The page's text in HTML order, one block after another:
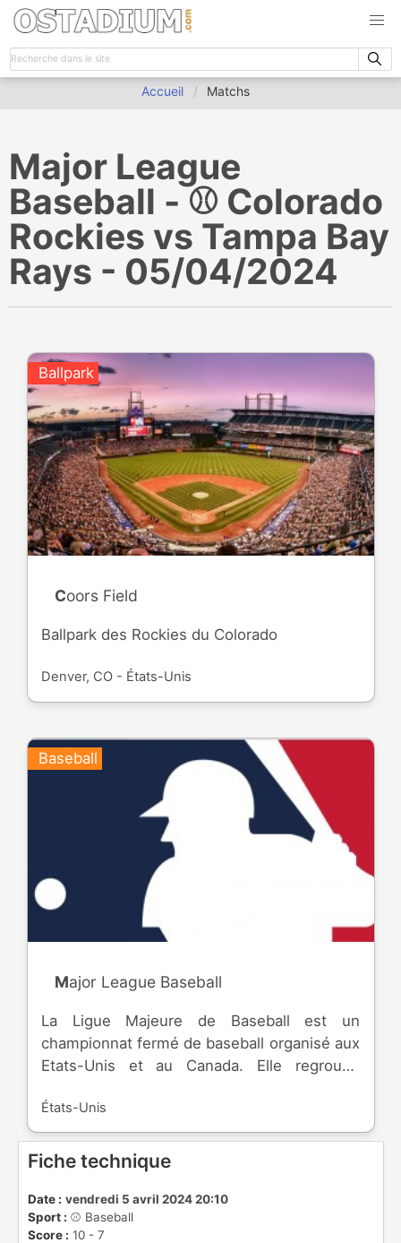
Accueil Matchs
Major League
Baseball - ⚾️ Colorado
Rockies vs Tampa Bay
Rays - 05/04/2024
Ballpark
Coors Field
Ballpark des Rockies du Colorado
Denver, CO - États-Unis
Baseball
Major League Baseball
La Ligue Majeure de Baseball est un
championnat fermé de baseball organisé aux
Etats-Unis et au Canada. Elle regroupe
dont 1 canadienne, dans deux ligues,
American League et National League,
divisées chacune en 3 divisions. La ligue a
été fondée en 1903, et la franchise des
Yankees de New York a le record de
victoires en World Series ( 27 ).
États-Unis
Fiche technique
Date : vendredi 5 avril 2024 20:10
Sport : ⚾️ Baseball
Score : 10 - 7